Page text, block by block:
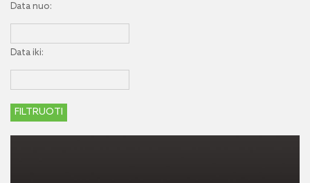
Data nuo:
Data iki: